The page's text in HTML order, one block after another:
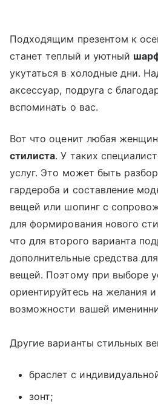
Подходящим презентом к
станет теплый и уютный
укутаться в холодные дни.
аксессуар, подруга с
вспоминать о вас.
Вот что оценит любая
стилиста. У таких
услуг. Это может быть
гардероба и составление
вещей или шопинг с
для формирования нового
что для второго варианта
дополнительные средства
вещей. Поэтому при выборе
ориентируйтесь на желания
возможности вашей
Другие варианты стильных
браслет с
зонт;